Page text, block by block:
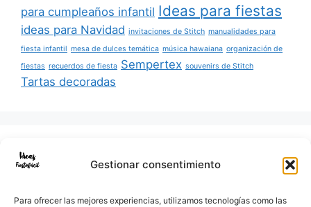
Gestionar consentimiento
Para ofrecer las mejores experiencias, utilizamos tecnologías como las
para cumpleaños infantil Ideas para fiestas
ideas para Navidad invitaciones de Stitch manualidades para
fiesta infantil mesa de dulces temática música hawaiana organización de
fiestas recuerdos de fiesta Sempertex souvenirs de Stitch
Tartas decoradas
Buscar: